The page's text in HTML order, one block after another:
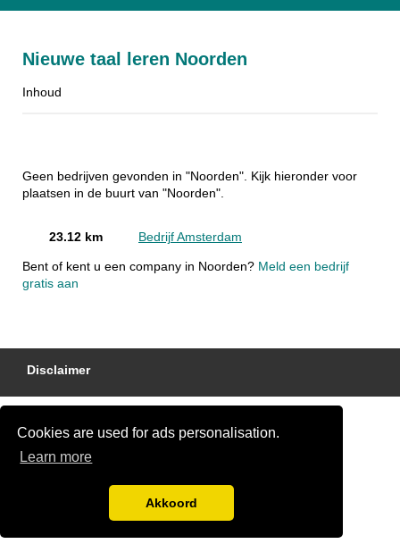
Cookies are used for ads personalisation.
Learn more
Akkoord
Nieuwe taal leren Noorden
Inhoud
Geen bedrijven gevonden in "Noorden". Kijk hieronder voor
plaatsen in de buurt van "Noorden".
23.12 km Bedrijf Amsterdam
Bent of kent u een company in Noorden? Meld een bedrijf
gratis aan
Disclaimer